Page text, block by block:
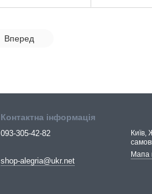
Вперед
Контактна інформація
093-305-42-82
shop-alegria@ukr.net
Київ,
Мапа